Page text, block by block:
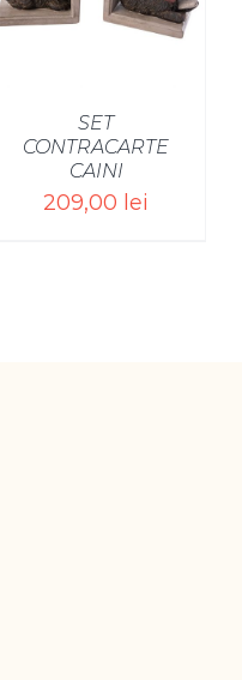
SET
CONTRACARTE
CAINI
209,00 lei